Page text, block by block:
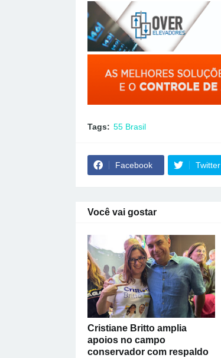
Tags: 55 Brasil
Facebook Twitter
Você vai gostar
Cristiane Britto amplia
apoios no campo
conservador com respaldo